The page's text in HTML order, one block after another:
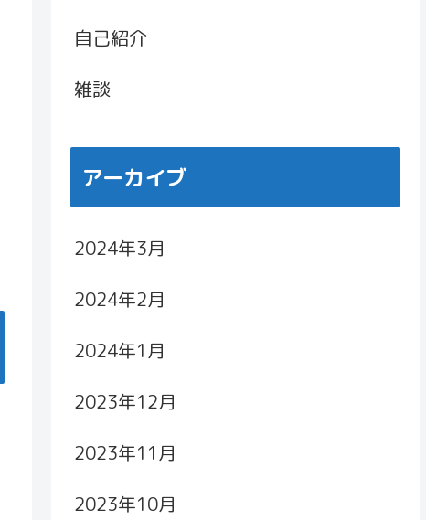
自己紹介
雑談
アーカイブ
2024年3月
2024年2月
2024年1月
2023年12月
2023年11月
2023年10月